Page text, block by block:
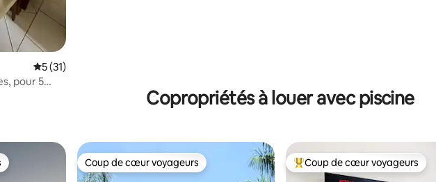
Note moyenne de 5 sur 5, 31 commentaires
5 (31)
pour 5
Copropriétés à louer avec piscine
les plus aimés Coup de cœur voyageurs
Coup de cœur voyageurs Coup de cœur voyageurs parmi
Coup de cœur voyageurs